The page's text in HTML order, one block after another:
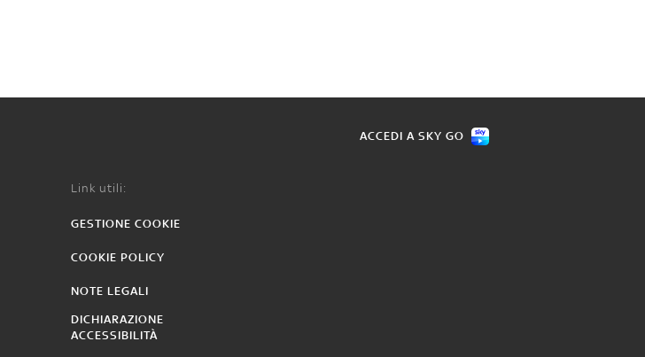
ACCEDI A SKY GO
Link utili:
GESTIONE COOKIE
COOKIE POLICY
NOTE LEGALI
DICHIARAZIONE
ACCESSIBILITÀ